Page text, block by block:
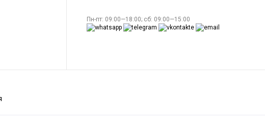
Пн-пт: 09:00—18:00; сб: 09:00—15:00